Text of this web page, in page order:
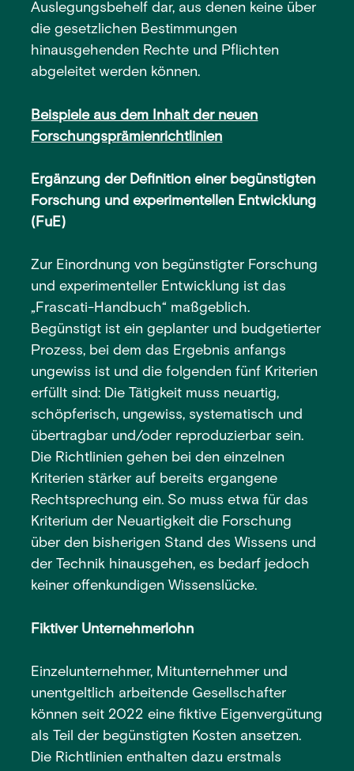
Auslegungsbehelf dar, aus denen keine über
die gesetzlichen Bestimmungen
hinausgehenden Rechte und Pflichten
abgeleitet werden können.
Beispiele aus dem Inhalt der neuen
Forschungsprämienrichtlinien
Ergänzung der Definition einer begünstigten
Forschung und experimentellen Entwicklung
(FuE)
Zur Einordnung von begünstigter Forschung
und experimenteller Entwicklung ist das
„Frascati-Handbuch“ maßgeblich.
Begünstigt ist ein geplanter und budgetierter
Prozess, bei dem das Ergebnis anfangs
ungewiss ist und die folgenden fünf Kriterien
erfüllt sind: Die Tätigkeit muss neuartig,
schöpferisch, ungewiss, systematisch und
übertragbar und/oder reproduzierbar sein.
Die Richtlinien gehen bei den einzelnen
Kriterien stärker auf bereits ergangene
Rechtsprechung ein. So muss etwa für das
Kriterium der Neuartigkeit die Forschung
über den bisherigen Stand des Wissens und
der Technik hinausgehen, es bedarf jedoch
keiner offenkundigen Wissenslücke.
Fiktiver Unternehmerlohn
Einzelunternehmer, Mitunternehmer und
unentgeltlich arbeitende Gesellschafter
können seit 2022 eine fiktive Eigenvergütung
als Teil der begünstigten Kosten ansetzen.
Die Richtlinien enthalten dazu erstmals